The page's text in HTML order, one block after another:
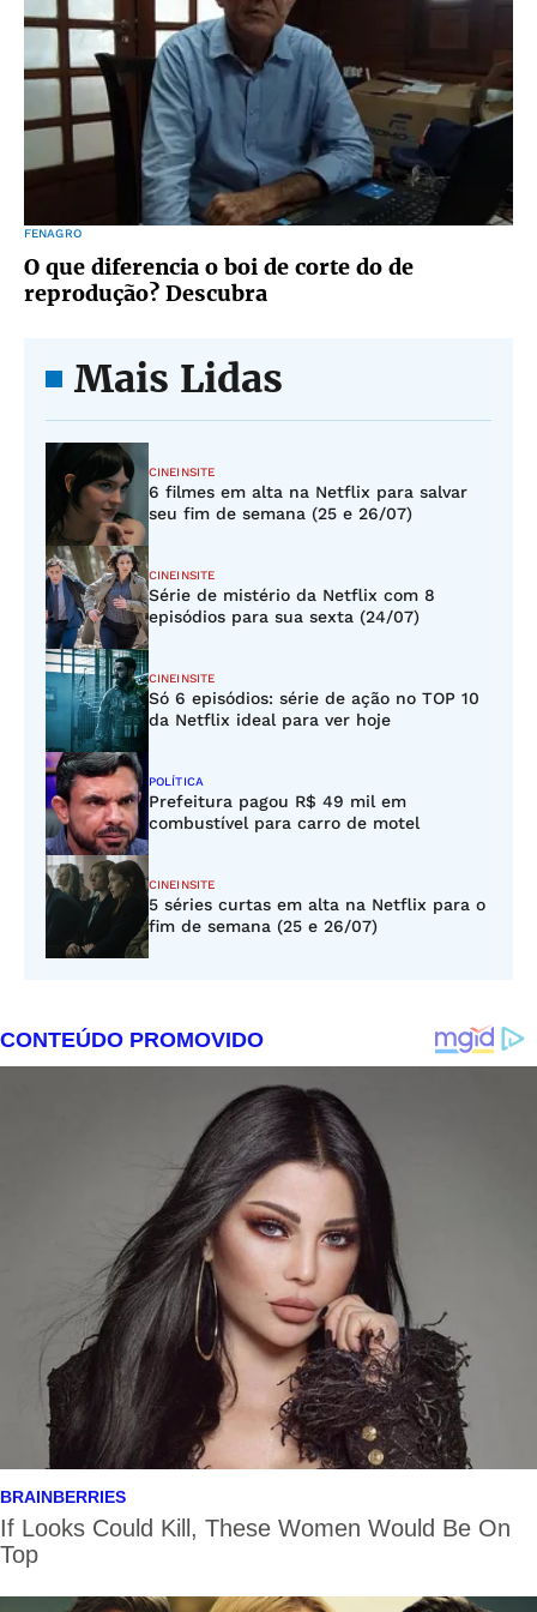
FENAGRO
O que diferencia o boi de corte do de
reprodução? Descubra
Mais Lidas
CINEINSITE
6 filmes em alta na Netflix para salvar
seu fim de semana (25 e 26/07)
CINEINSITE
Série de mistério da Netflix com 8
episódios para sua sexta (24/07)
CINEINSITE
Só 6 episódios: série de ação no TOP 10
da Netflix ideal para ver hoje
POLÍTICA
Prefeitura pagou R$ 49 mil em
combustível para carro de motel
CINEINSITE
5 séries curtas em alta na Netflix para o
fim de semana (25 e 26/07)